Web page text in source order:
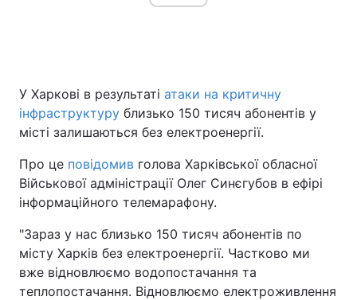
У Харкові в результаті атаки на критичну
інфраструктуру близько 150 тисяч абонентів у
місті залишаються без електроенергії.
Про це повідомив голова Харківської обласної
Військової адміністрації Олег Синєгубов в ефірі
інформаційного телемарафону.
"Зараз у нас близько 150 тисяч абонентів по
місту Харків без електроенергії. Частково ми
вже відновлюємо водопостачання та
теплопостачання. Відновлюємо електроживлення